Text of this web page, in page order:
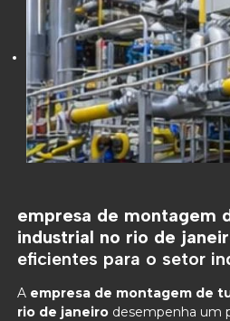
empresa de montagem
industrial no rio de
eficientes para o setor
A empresa de montagem de
rio de janeiro desempenha um